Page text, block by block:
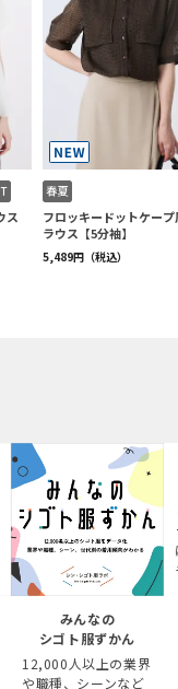
みんなの
シゴト服ずかん
12,000人以上の業界
や職種、シーンなど